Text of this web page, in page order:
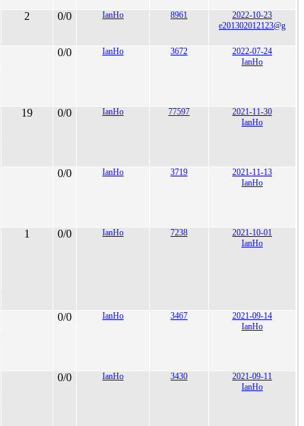
2 0/0 IanHo 8961
2022-10-23
e201302012123@g
0/0 IanHo 3672
2022-07-24
IanHo
19 0/0 IanHo 77597
2021-11-30
IanHo
0/0 IanHo 3719
2021-11-13
IanHo
1 0/0 IanHo 7238
2021-10-01
IanHo
0/0 IanHo 3467
2021-09-14
IanHo
0/0 IanHo 3430
2021-09-11
IanHo